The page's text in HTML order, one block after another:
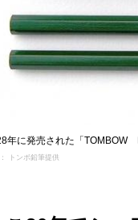
年に発売された「
トンボ鉛筆提供